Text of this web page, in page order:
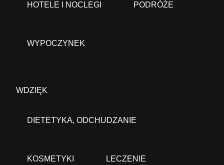
HOTELE I NOCLEGI PODRÓŻE
WYPOCZYNEK
WDZIĘK
DIETETYKA, ODCHUDZANIE
KOSMETYKI LECZENIE